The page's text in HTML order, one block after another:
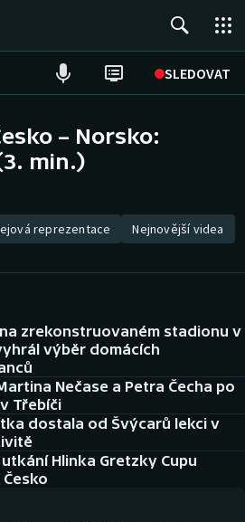
SLEDOVAT
– Norsko:
min.)
reprezentace Nejnovější videa
zrekonstruovaném stadionu v
výběr domácích
Nečase a Petra Čecha po
Třebíči
dostala od Švýcarů lekci v
Hlinka Gretzky Cupu
Česko